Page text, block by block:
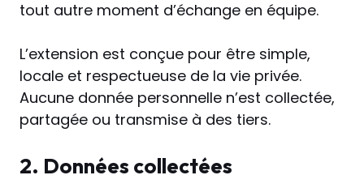
tout autre moment d’échange en équipe.
L’extension est conçue pour être simple,
locale et respectueuse de la vie privée.
Aucune donnée personnelle n’est collectée,
partagée ou transmise à des tiers.
2. Données collectées